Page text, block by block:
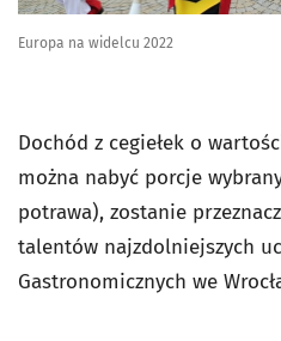
Europa na widelcu 2022
Dochód z cegiełek o
można nabyć porcje
potrawa), zostanie
talentów najzdolniejszych
Gastronomicznych we